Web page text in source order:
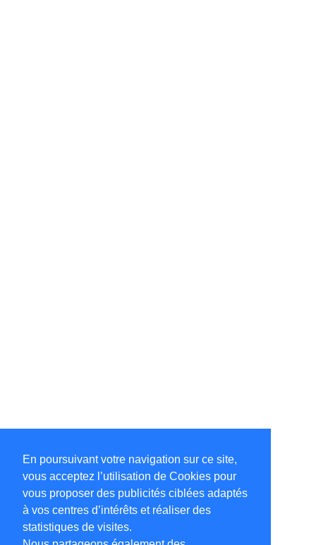
En poursuivant votre navigation sur ce site,
vous acceptez l’utilisation de Cookies pour
vous proposer des publicités ciblées adaptés
à vos centres d’intérêts et réaliser des
statistiques de visites.